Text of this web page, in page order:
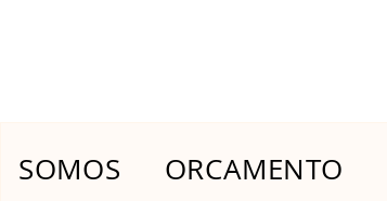
SOMOS ORCAMENTO